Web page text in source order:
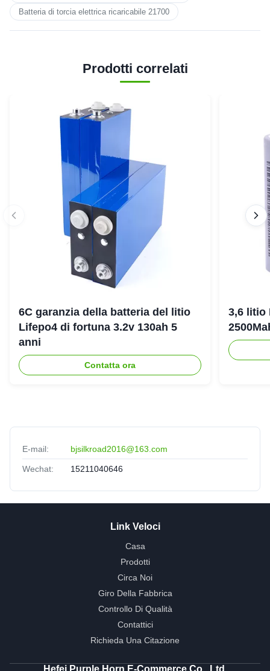
Batteria di torcia elettrica ricaricabile 21700
Prodotti correlati
6C garanzia della batteria del litio
Lifepo4 di fortuna 3.2v 130ah 5
anni
Contatta ora
3,6 litio
E-mail: bjsilkroad2016@163.com
Wechat: 15211040646
Link Veloci
Casa
Prodotti
Circa Noi
Giro Della Fabbrica
Controllo Di Qualità
Contattici
Richieda Una Citazione
Hefei Purple Horn E-Commerce Co., Ltd.